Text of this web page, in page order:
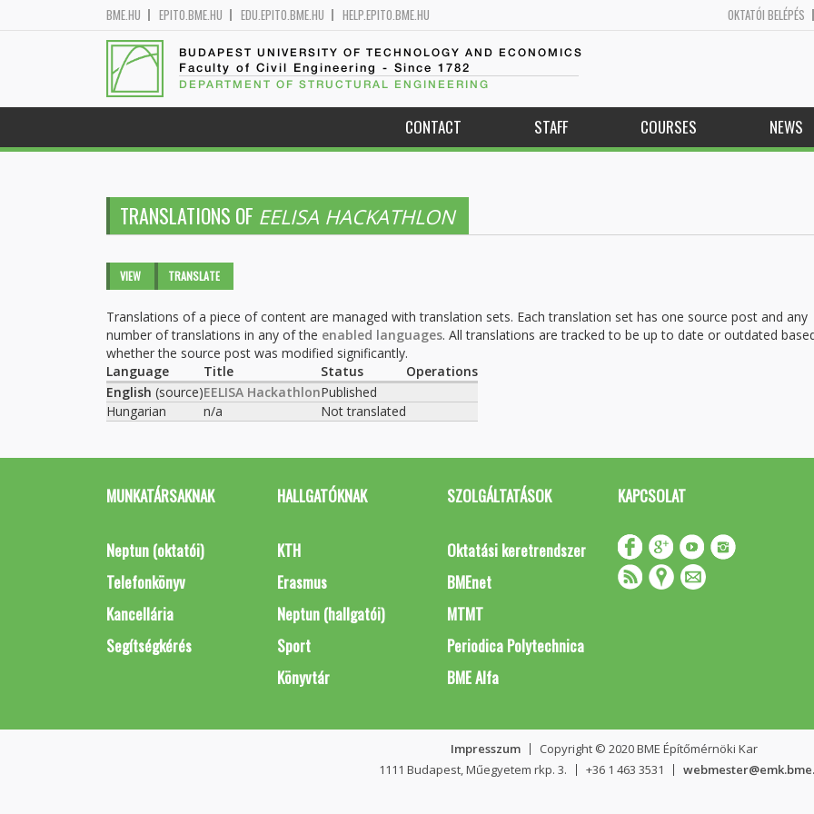
BME.HU EPITO.BME.HU EDU.EPITO.BME.HU HELP.EPITO.BME.HU OKTATÓI BELÉPÉS
BUDAPEST UNIVERSITY OF TECHNOLOGY AND ECONOMICS
Faculty of Civil Engineering - Since 1782
DEPARTMENT OF STRUCTURAL ENGINEERING
CONTACT STAFF COURSES NEWS
TRANSLATIONS OF EELISA HACKATHLON
Primary tabs
VIEW TRANSLATE
Translations of a piece of content are managed with translation sets. Each translation set has one source post and any
number of translations in any of the enabled languages. All translations are tracked to be up to date or outdated
whether the source post was modified significantly.
Language
Title Status
Operations
English (source)EELISA HackathlonPublished
Hungarian
n/a Not translated
MUNKATÁRSAKNAK
Neptun (oktatói)
Telefonkönyv
Kancellária
Segítségkérés
HALLGATÓKNAK
KTH
Erasmus
Neptun (hallgatói)
Sport
Könyvtár
SZOLGÁLTATÁSOK
Oktatási keretrendszer
BMEnet
MTMT
Periodica Polytechnica
BME Alfa
KAPCSOLAT
Impresszum
Copyright © 2020 BME Építőmérnöki Kar
1111 Budapest, Műegyetem rkp. 3.
+36 1 463 3531